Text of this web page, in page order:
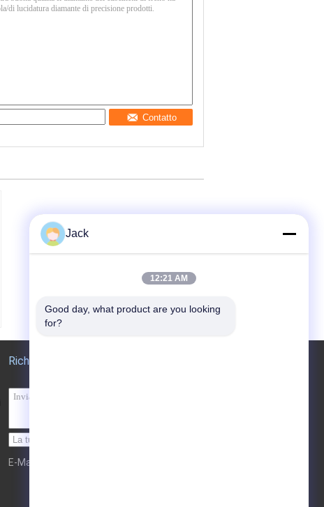
Contatto
Richiedere un preventivo
E-Mail
Jack
12:21 AM
Good day, what product are you looking
for?